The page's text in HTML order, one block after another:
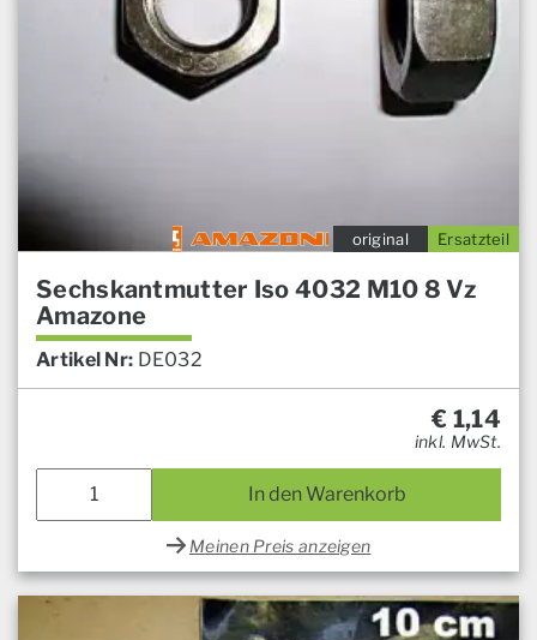
Ersatzteil
original
Sechskantmutter Iso 4032 M10 8 Vz
Amazone
Artikel Nr: DE032
€ 1,14
inkl. MwSt.
In den Warenkorb
Meinen Preis anzeigen